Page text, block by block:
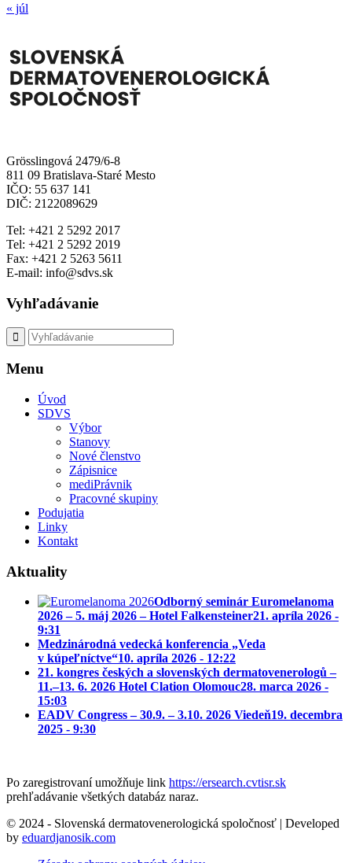
« júl
Grösslingová 2479/6-8
811 09 Bratislava-Staré Mesto
IČO: 55 637 141
DIČ: 2122089629
Tel: +421 2 5292 2017
Tel: +421 2 5292 2019
Fax: +421 2 5263 5611
E-mail: info@sdvs.sk
Vyhľadávanie
Menu
Úvod
SDVS
Výbor
Stanovy
Nové členstvo
Zápisnice
mediPrávnik
Pracovné skupiny
Podujatia
Linky
Kontakt
Aktuality
Odborný seminár Euromelanoma
2026 – 5. máj 2026 – Hotel Falkensteiner21. apríla 2026 -
9:31
Medzinárodná vedecká konferencia „Veda
v kúpeľníctve“10. apríla 2026 - 12:22
21. kongres českých a slovenských dermatovenerologů –
11.–13. 6. 2026 Hotel Clation Olomouc28. marca 2026 -
15:03
EADV Congress – 30.9. – 3.10. 2026 Viedeň19. decembra
2025 - 9:30
Po zaregistrovaní umožňuje link https://ersearch.cvtisr.sk
prehľadávanie všetkých databáz naraz.
© 2024 - Slovenská dermatovenerologická spoločnosť | Developed
by eduardjanosik.com